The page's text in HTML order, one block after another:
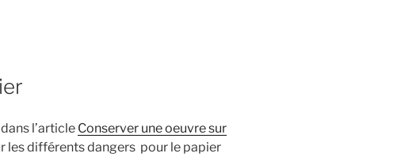
l’article Conserver une oeuvre sur
les différents dangers pour le papier